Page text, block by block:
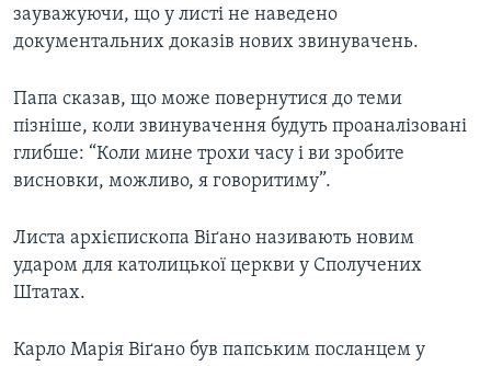
зауважуючи, що у листі не наведено
документальних доказів нових звинувачень.
Папа сказав, що може повернутися до теми
пізніше, коли звинувачення будуть проаналізовані
глибше: “Коли мине трохи часу і ви зробите
висновки, можливо, я говоритиму”.
Листа архієпископа Віґано називають новим
ударом для католицької церкви у Сполучених
Штатах.
Карло Марія Віґано був папським посланцем у